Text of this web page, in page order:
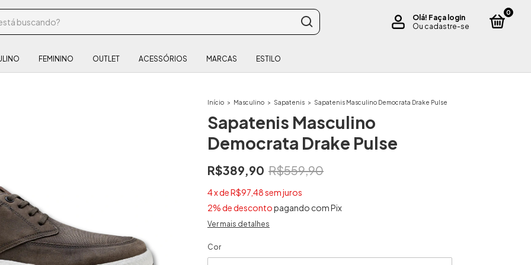
Olá! Faça login
Ou cadastre-se
0
FEMININO OUTLET ACESSÓRIOS MARCAS ESTILO
Início > Masculino > Sapatenis > Sapatenis Masculino Democrata Drake Pulse
Sapatenis Masculino
Democrata Drake Pulse
R$389,90 R$559,90
4xdeR$97,48sem juros
2% de descontopagando com Pix
Ver mais detalhes
Cor